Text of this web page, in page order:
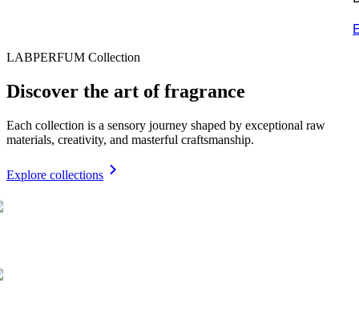
LABPERFUM Collection
Discover the art of fragrance
Each collection is a sensory journey shaped by exceptional raw
materials, creativity, and masterful craftsmanship.
Explore collections